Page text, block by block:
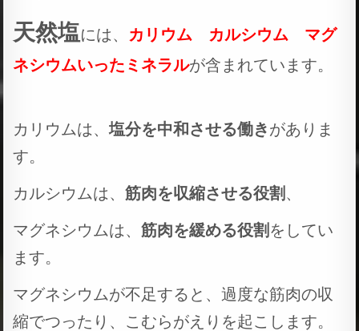
天然塩には、 カリウム カルシウム マグ
ネシウムいったミネラルが含まれています。
カリウムは、塩分を中和させる働きがありま
す。
カルシウムは、筋肉を収縮させる役割 、
マグネシウムは、筋肉を緩める役割 をしてい
ます。
マグネシウムが不足すると、過度な筋肉の収
縮でつったり、こむらがえりを起こします。